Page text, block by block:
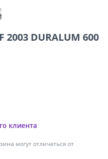
2003 DURALUM 600
могут отличаться от
клиента